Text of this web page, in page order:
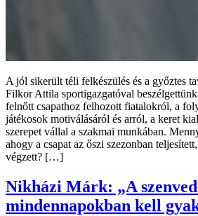
A jól sikerült téli felkészülés és a győztes
Filkor Attila sportigazgatóval beszélgettünk
felnőtt csapathoz felhozott fiatalokról, a
játékosok motiválásáról és arról, a keret
szerepet vállal a szakmai munkában.
ahogy a csapat az őszi szezonban
végzett? […]
Nikházi Márk: „A
mindennapokban kell